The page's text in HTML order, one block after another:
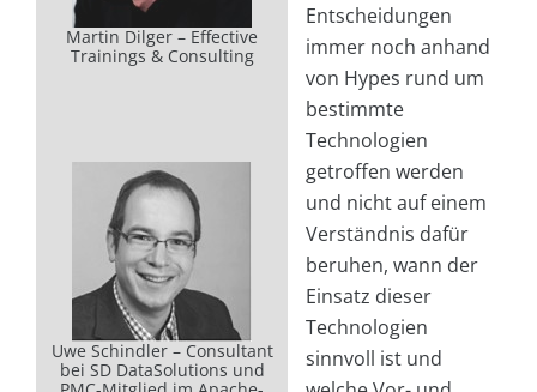
Martin Dilger – Effective
Trainings & Consulting
Uwe Schindler – Consultant
bei SD DataSolutions und
Entscheidungen
immer noch anhand
von Hypes rund um
bestimmte
Technologien
getroffen werden
und nicht auf einem
Verständnis dafür
beruhen, wann der
Einsatz dieser
Technologien
sinnvoll ist und